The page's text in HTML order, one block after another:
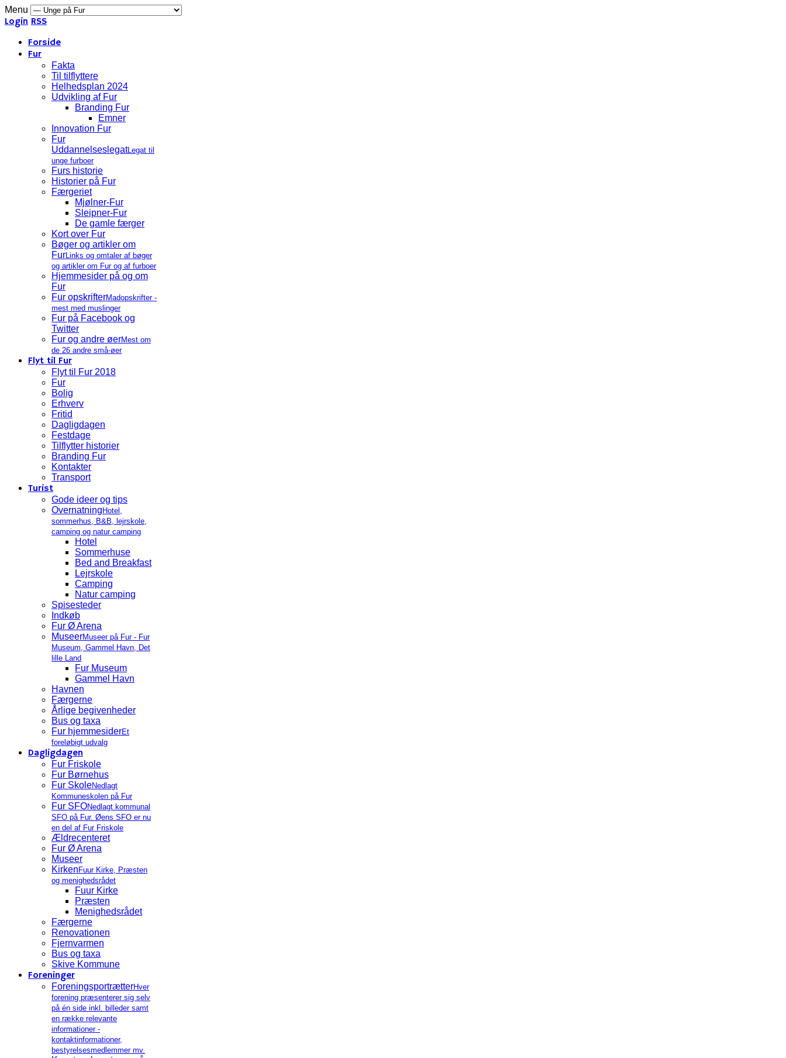
Menu
Login RSS
Forside
Fur
Fakta
Til tilflyttere
Helhedsplan 2024
Udvikling af Fur
Branding Fur
Emner
Innovation Fur
Fur
UddannelseslegatLegat til
unge furboer
Furs historie
Historier på Fur
Færgeriet
Mjølner-Fur
Sleipner-Fur
De gamle færger
Kort over Fur
Bøger og artikler om
FurLinks og omtaler af bøger
og artikler om Fur og af furboer
Hjemmesider på og om
Fur
Fur opskrifterMadopskrifter -
mest med muslinger
Fur på Facebook og
Twitter
Fur og andre øerMest om
de 26 andre små-øer
Flyt til Fur
Flyt til Fur 2018
Fur
Bolig
Erhverv
Fritid
Dagligdagen
Festdage
Tilflytter historier
Branding Fur
Kontakter
Transport
Turist
Gode ideer og tips
Overnatning Hotel,
sommerhus, B&B, lejrskole,
camping og natur camping
Hotel
Sommerhuse
Bed and Breakfast
Lejrskole
Camping
Natur camping
Spisesteder
Indkøb
Fur Ø Arena
MuseerMuseer på Fur - Fur
Museum, Gammel Havn, Det
lille Land
Fur Museum
Gammel Havn
Havnen
Færgerne
Årlige begivenheder
Bus og taxa
Fur hjemmesiderEt
foreløbigt udvalg
Dagligdagen
Fur Friskole
Fur Børnehus
Fur SkoleNedlagt
Kommuneskolen på Fur
Fur SFONedlagt kommunal
SFO på Fur. Øens SFO er nu
en del af Fur Friskole
Ældrecenteret
Fur Ø Arena
Museer
Kirken Fuur Kirke, Præsten
og menighedsrådet
Fuur Kirke
Præsten
Menighedsrådet
Færgerne
Renovationen
Fjernvarmen
Bus og taxa
Skive Kommune
Foreninger
ForeningsportrætterHver
forening præsenterer sig selv
på én side inkl. billeder samt
en række relevante
informationer -
kontaktinformationer,
bestyrelsesmedlemmer mv.